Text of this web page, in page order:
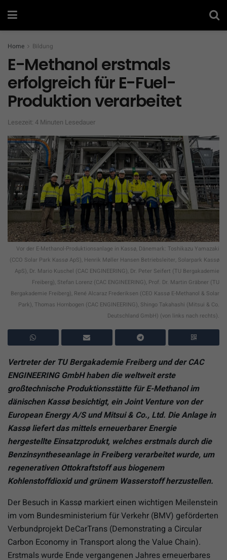
Home Bildung
E-Methanol erstmals
erfolgreich für E-Fuel-
Produktion verarbeitet
Lesezeit: 4 Minuten Lesedauer
Vor der E-Methanol-Produktionsanlage in Kassø, Dänemark: Toshikazu Yamazaki
(CCO Solar Park Kassø ApS), Henrik Møller Hansen Betriebsleiter, Solarpark Kassø
ApS), Dr. Mario Kuschel (CAC ENGINEERING), Dr. Peter Seifert (TU Bergakademie
Freiberg), Stefan Lorenz (CAC ENGINEERING), Prof. Dr. Martin Gräbner (TU
Bergakademie Freiberg), René Alcaraz Frederiksen (CEO Kassø E-Methanol & Solar
Park), Thomas Hornbogen (CAC ENGINEERING), Shingo Takahashi (Mitsui & Co.
Deutschland GmbH) (von links nach rechts).
Vertreter der TU Bergakademie Freiberg und der CAC
ENGINEERING GmbHhaben die weltweit erste
großtechnische Produktionsstätte für E-Methanol im
dänischen Kassø besichtigt, ein Joint Venture von der
European Energy A/S undMitsui & Co., Ltd. Die Anlage in
Kassø liefert das mittels erneuerbarer Energie
hergestellte Einsatzprodukt, welches erstmals durch die
Benzinsyntheseanlagein Freiberg verarbeitet wurde, um
regenerativen Ottokraftstoff aus biogenem
Kohlenstoffdioxid und grünem Wasserstoff herzustellen.
Der Besuch in Kassø markiert einen wichtigen Meilenstein
im vom Bundesministerium für Verkehr (BMV) geförderten
Verbundprojekt DeCarTrans (Demonstrating a Circular
Carbon Economy in Transport along the Value Chain).
Erstmals wurde Ende vergangenen Jahres erneuerbares